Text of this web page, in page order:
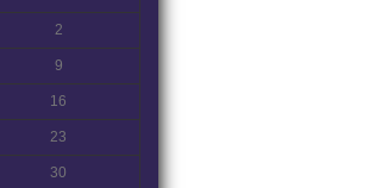
2
9
16
23
30